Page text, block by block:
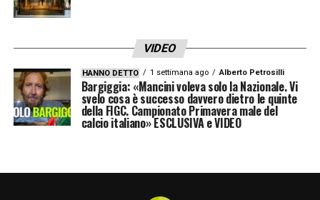
VIDEO
HANNO DETTO 1 settimana ago Alberto Petrosilli
Bargiggia: «Mancini voleva solo la Nazionale. Vi
svelo cosa è successo davvero dietro le quinte
della FIGC. Campionato Primavera male del
calcio italiano» ESCLUSIVA e VIDEO